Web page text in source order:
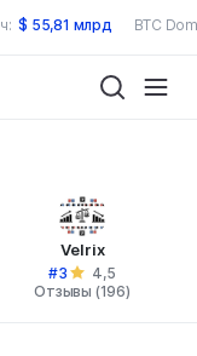
$ 55,81 млрд BTC
Velrix
#3
4,5
Отзывы (196)